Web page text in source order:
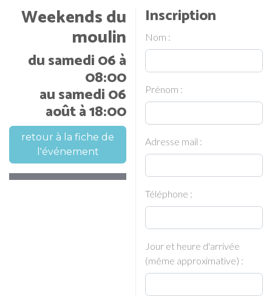
Weekends du
moulin
du samedi 06 à
08:00
au samedi 06
août à 18:00
retour à la fiche de
l'événement
Inscription
Nom :
Prénom :
Adresse mail :
Téléphone :
Jour et heure d'arrivée
(même approximative) :